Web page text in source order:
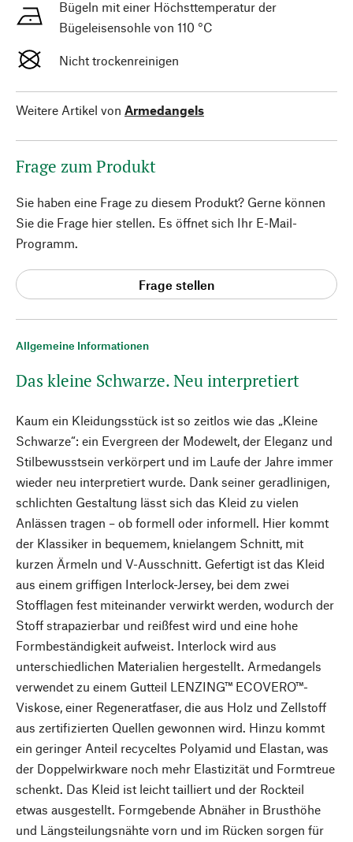
Allgemeine Informationen
Das kleine Schwarze. Neu interpretiert
Kaum ein Kleidungsstück ist so zeitlos wie das „Kleine
Schwarze“: ein Evergreen der Modewelt, der Eleganz und
Stilbewusstsein verkörpert und im Laufe der Jahre immer
wieder neu interpretiert wurde. Dank seiner geradlinigen,
schlichten Gestaltung lässt sich das Kleid zu vielen
Anlässen tragen – ob formell oder informell. Hier kommt
der Klassiker in bequemem, knielangem Schnitt, mit
kurzen Ärmeln und V-Ausschnitt. Gefertigt ist das Kleid
aus einem griffigen Interlock-Jersey, bei dem zwei
Stofflagen fest miteinander verwirkt werden, wodurch der
Stoff strapazierbar und reißfest wird und eine hohe
Formbeständigkeit aufweist. Interlock wird aus
unterschiedlichen Materialien hergestellt. Armedangels
verwendet zu einem Gutteil LENZING™ ECOVERO™-
Viskose, einer Regeneratfaser, die aus Holz und Zellstoff
aus zertifizierten Quellen gewonnen wird. Hinzu kommt
ein geringer Anteil recyceltes Polyamid und Elastan, was
der Doppelwirkware noch mehr Elastizität und Formtreue
schenkt. Das Kleid ist leicht tailliert und der Rockteil
etwas ausgestellt. Formgebende Abnäher in Brusthöhe
und Längsteilungsnähte vorn und im Rücken sorgen für
Bügeln mit einer Höchsttemperatur der
Bügeleisensohle von 110 °C
Nicht trockenreinigen
Weitere Artikel von Armedangels
Frage zum Produkt
Sie haben eine Frage zu diesem Produkt? Gerne können
Sie die Frage hier stellen. Es öffnet sich Ihr E-Mail-
Programm.
Frage stellen